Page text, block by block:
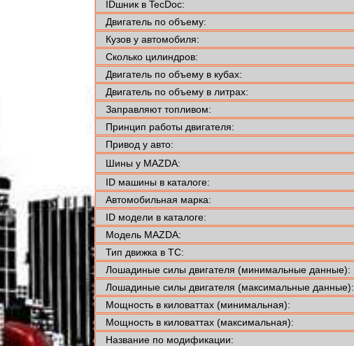
IDшник в TecDoc:
Двигатель по объему:
Кузов у автомобиля:
Сколько цилиндров:
Двигатель по объему в кубах:
Двигатель по объему в литрах:
Заправляют топливом:
Принцип работы двигателя:
Привод у авто:
Шины у MAZDA:
ID машины в каталоге:
Автомобильная марка:
ID модели в каталоге:
Модель MAZDA:
Тип движка в ТС:
Лошадиные силы двигателя (минимальные данные):
Лошадиные силы двигателя (максимальные данные):
Мощность в киловаттах (минимальная):
Мощность в киловаттах (максимальная):
Название по модификации: